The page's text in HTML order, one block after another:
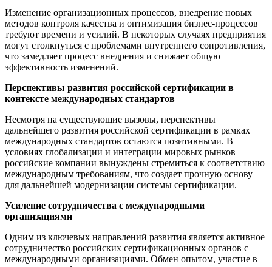
Изменение организационных процессов, внедрение новых
методов контроля качества и оптимизация бизнес-процессов
требуют времени и усилий. В некоторых случаях предприятия
могут столкнуться с проблемами внутреннего сопротивления,
что замедляет процесс внедрения и снижает общую
эффективность изменений.
Перспективы развития российской сертификации в
контексте международных стандартов
Несмотря на существующие вызовы, перспективы
дальнейшего развития российской сертификации в рамках
международных стандартов остаются позитивными. В
условиях глобализации и интеграции мировых рынков
российские компании вынуждены стремиться к соответствию
международным требованиям, что создает прочную основу
для дальнейшей модернизации системы сертификации.
Усиление сотрудничества с международными
организациями
Одним из ключевых направлений развития является активное
сотрудничество российских сертификационных органов с
международными организациями. Обмен опытом, участие в